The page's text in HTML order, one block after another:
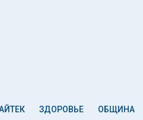
ЗДОРОВЬЕ ОБЩИНА